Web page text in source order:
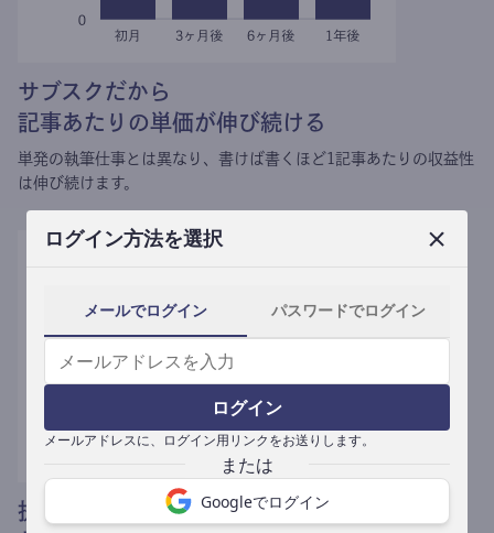
ログイン方法を選択
メールでログイン パスワードでログイン
ログイン
メールアドレスに、ログイン用リンクをお送りします。
Googleでログイン
サブスクだから
記事あたりの単価が伸び続ける
単発の執筆仕事とは異なり、 書けば書くほど1記事あたりの収益性
は伸び続けます。
提携媒体による記事買い取りで